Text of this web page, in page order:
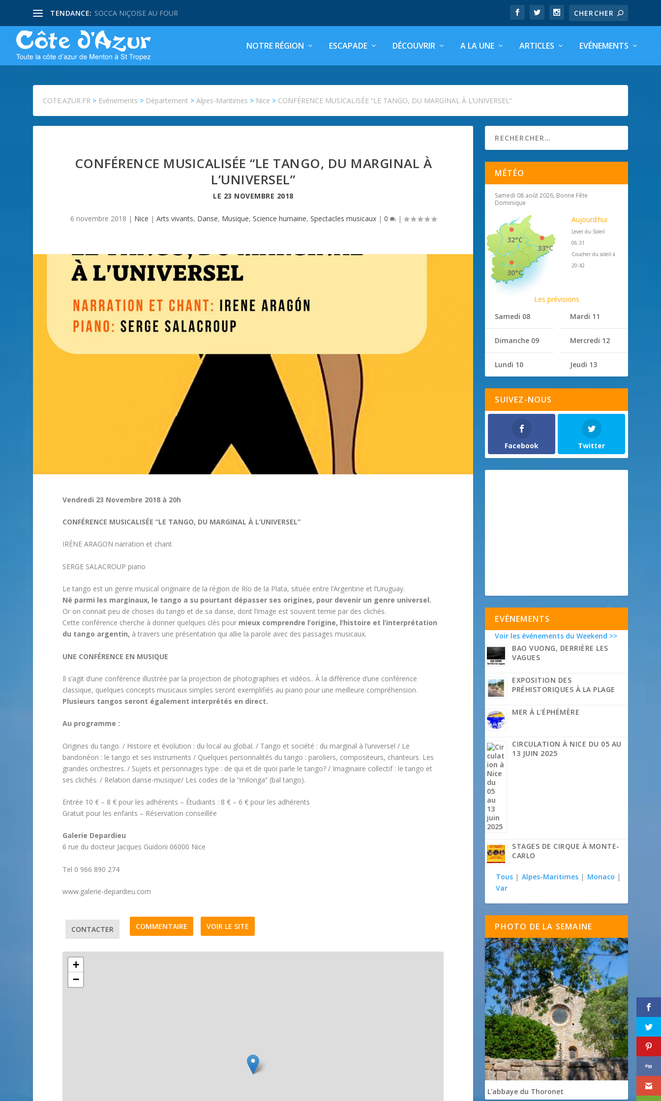
TENDANCE: SOCCA NIÇOISE AU FOUR
NOTRE RÉGION ESCAPADE DÉCOUVRIR A LA UNE ARTICLES EVÉNEMENTS
COTE.AZUR.FR > Evénements > Département >Alpes-Maritimes > Nice > CONFÉRENCE MUSICALISÉE “LE TANGO, DU MARGINAL À L’UNIVERSEL”
CONFÉRENCE MUSICALISÉE “LE TANGO, DU MARGINAL À
L’UNIVERSEL”
LE 23 NOVEMBRE 2018
6 novembre 2018 | Nice | Arts vivants, Danse, Musique, Science humaine, Spectacles musicaux| 0 |
Vendredi 23 Novembre 2018 à 20h
CONFÉRENCE MUSICALISÉE “LE TANGO, DU MARGINAL À L’UNIVERSEL”
IRÈNE ARAGON narration et chant
SERGE SALACROUP piano
Le tango est un genre musical originaire de la région de Río de la Plata, située entre l’Argentine et l’Uruguay.
Né parmi les marginaux, le tango a su pourtant dépasser ses origines, pour devenir un genre universel.
Or on connait peu de choses du tango et de sa danse, dont l’image est souvent ternie par des clichés.
Cette conférence cherche à donner quelques clés pour mieux comprendre l’origine, l’histoire et l’interprétation
du tango argentin, à travers une présentation qui allie la parole avec des passages musicaux.
UNE CONFÉRENCE EN MUSIQUE
Il s’agit d’une conférence illustrée par la projection de photographies et vidéos.. À la différence d’une conférence
classique, quelques concepts musicaux simples seront exemplifiés au piano pour une meilleure compréhension.
Plusieurs tangos seront également interprétés en direct.
Au programme :
Origines du tango. / Histoire et évolution : du local au global. / Tango et société : du marginal à l’universel / Le
bandonéon : le tango et ses instruments / Quelques personnalités du tango : paroliers, compositeurs, chanteurs. Les
grandes orchestres. / Sujets et personnages type : de qui et de quoi parle le tango? / Imaginaire collectif : le tango et
ses clichés. / Relation danse-musique/ Les codes de la “milonga” (bal tango).
Entrée 10 € – 8 € pour les adhérents – Étudiants : 8 € – 6 € pour les adhérents
Gratuit pour les enfants – Réservation conseillée
Galerie Depardieu
6 rue du docteur Jacques Guidoni 06000 Nice
Tel 0 966 890 274
www.galerie-depardieu.com
CONTACTER COMMENTAIRE VOIR LE SITE
+
−
MÉTÉO
Samedi 08 août 2026, Bonne Fête
Dominique
33°C
32°C
30°C
Aujourd'hui
Lever du Soleil
06:31
Coucher du soleil à
20:42
Les prévisions
Samedi 08
Dimanche 09
Lundi 10
Mardi 11
Mercredi 12
Jeudi 13
SUIVEZ-NOUS
Facebook Twitter
EVÉNEMENTS
Voir les événements du Weekend >>
BAO VUONG, DERRIÈRE LES
VAGUES
EXPOSITION DES
PRÉHISTORIQUES À LA PLAGE
MER À L’ÉPHÉMÈRE
CIRCULATION À NICE DU 05 AU
13 JUIN 2025
STAGES DE CIRQUE À MONTE-
CARLO
Tous | Alpes-Maritimes | Monaco |
Var
PHOTO DE LA SEMAINE
L'abbaye du Thoronet